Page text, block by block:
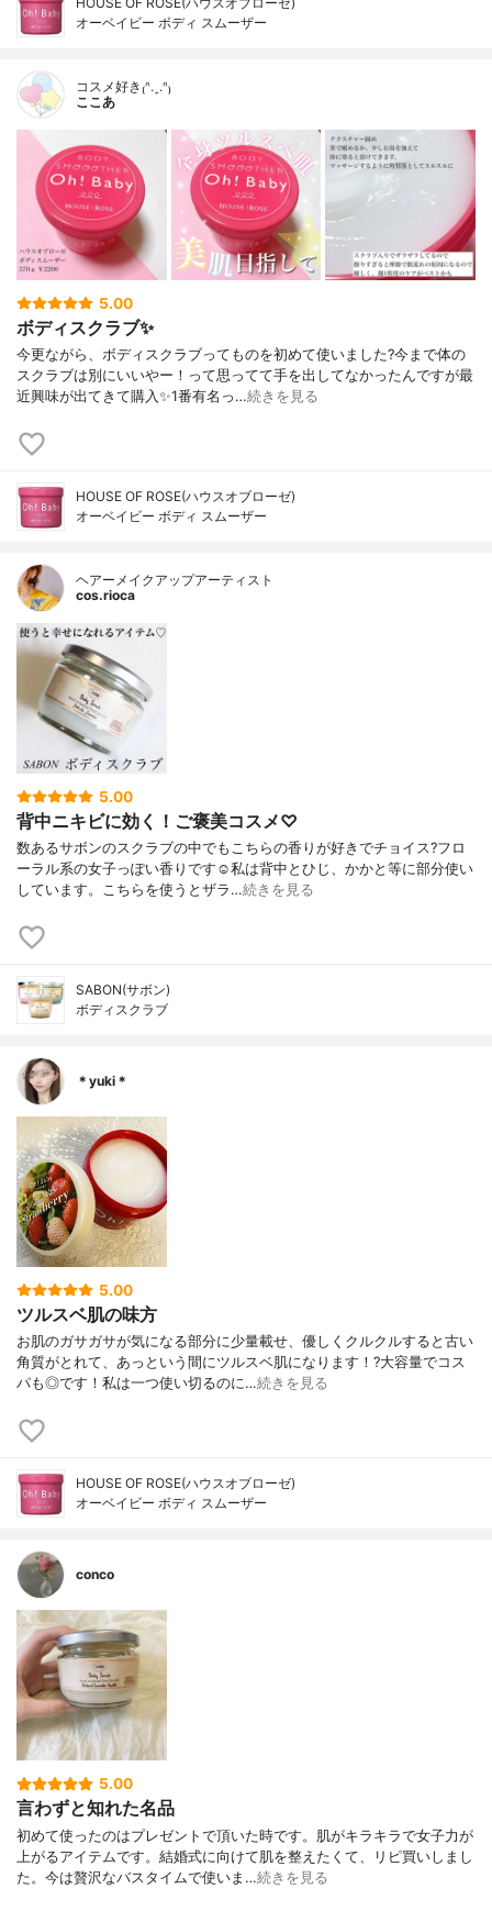
オーベイビー ボディ スムーザー
コスメ好き₍ᐢ.ˬ.ᐢ₎
ここあ
5.00
ボディスクラブ✨
今更ながら、ボディスクラブってものを初めて使いました?今まで体の
スクラブは別にいいやー！って思ってて手を出してなかったんですが最
近興味が出てきて購入✨1番有名っ…続きを見る
HOUSE OF ROSE(ハウスオブローゼ)
オーベイビー ボディ スムーザー
ヘアーメイクアップアーティスト
cos.rioca
5.00
背中ニキビに効く！ご褒美コスメ♡
数あるサボンのスクラブの中でもこちらの香りが好きでチョイス?フロ
ーラル系の女子っぽい香りです☺️私は背中とひじ、かかと等に部分使い
しています。こちらを使うとザラ…続きを見る
SABON(サボン)
ボディスクラブ
＊yuki＊
5.00
ツルスベ肌の味方
お肌のガサガサが気になる部分に少量載せ、優しくクルクルすると古い
角質がとれて、あっという間にツルスベ肌になります！?大容量でコス
パも◎です！私は一つ使い切るのに…続きを見る
HOUSE OF ROSE(ハウスオブローゼ)
オーベイビー ボディ スムーザー
conco
5.00
言わずと知れた名品
初めて使ったのはプレゼントで頂いた時です。肌がキラキラで女子力が
上がるアイテムです。結婚式に向けて肌を整えたくて、リピ買いしまし
た。今は贅沢なバスタイムで使いま…続きを見る